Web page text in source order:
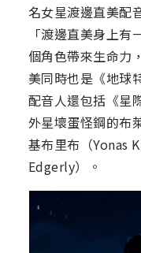
名女星渡邊直美配
「渡邊直美身上
個角色帶來生命力
美同時也是《地球
配音人還包括《星
外星壞蛋怪鋼的布
基布里布（Yonas
Edgerly）。